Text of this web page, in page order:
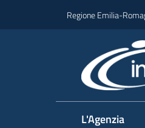
Regione Emilia-
L'Agenzia